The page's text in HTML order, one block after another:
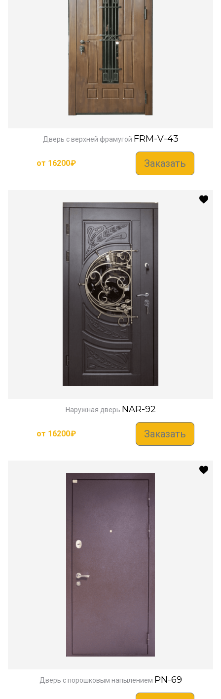
Дверь с верхней фрамугой FRM-V-43
от 16200₽ Заказать
Наружная дверь NAR-92
от 16200₽ Заказать
Дверь с порошковым напылением PN-69